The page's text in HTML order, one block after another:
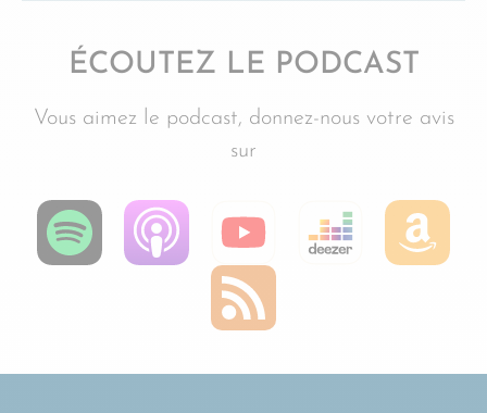
ÉCOUTEZ LE PODCAST
Vous aimez le podcast, donnez-nous votre avis
sur